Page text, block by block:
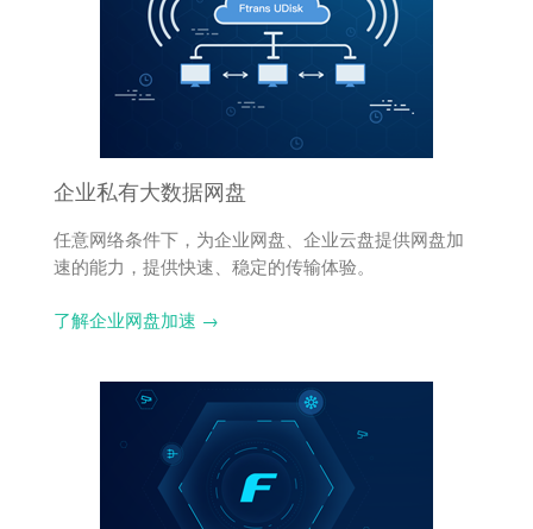
企业私有大数据网盘
任意网络条件下，为企业网盘、企业云盘提供网盘加
速的能力，提供快速、稳定的传输体验。
了解企业网盘加速 →